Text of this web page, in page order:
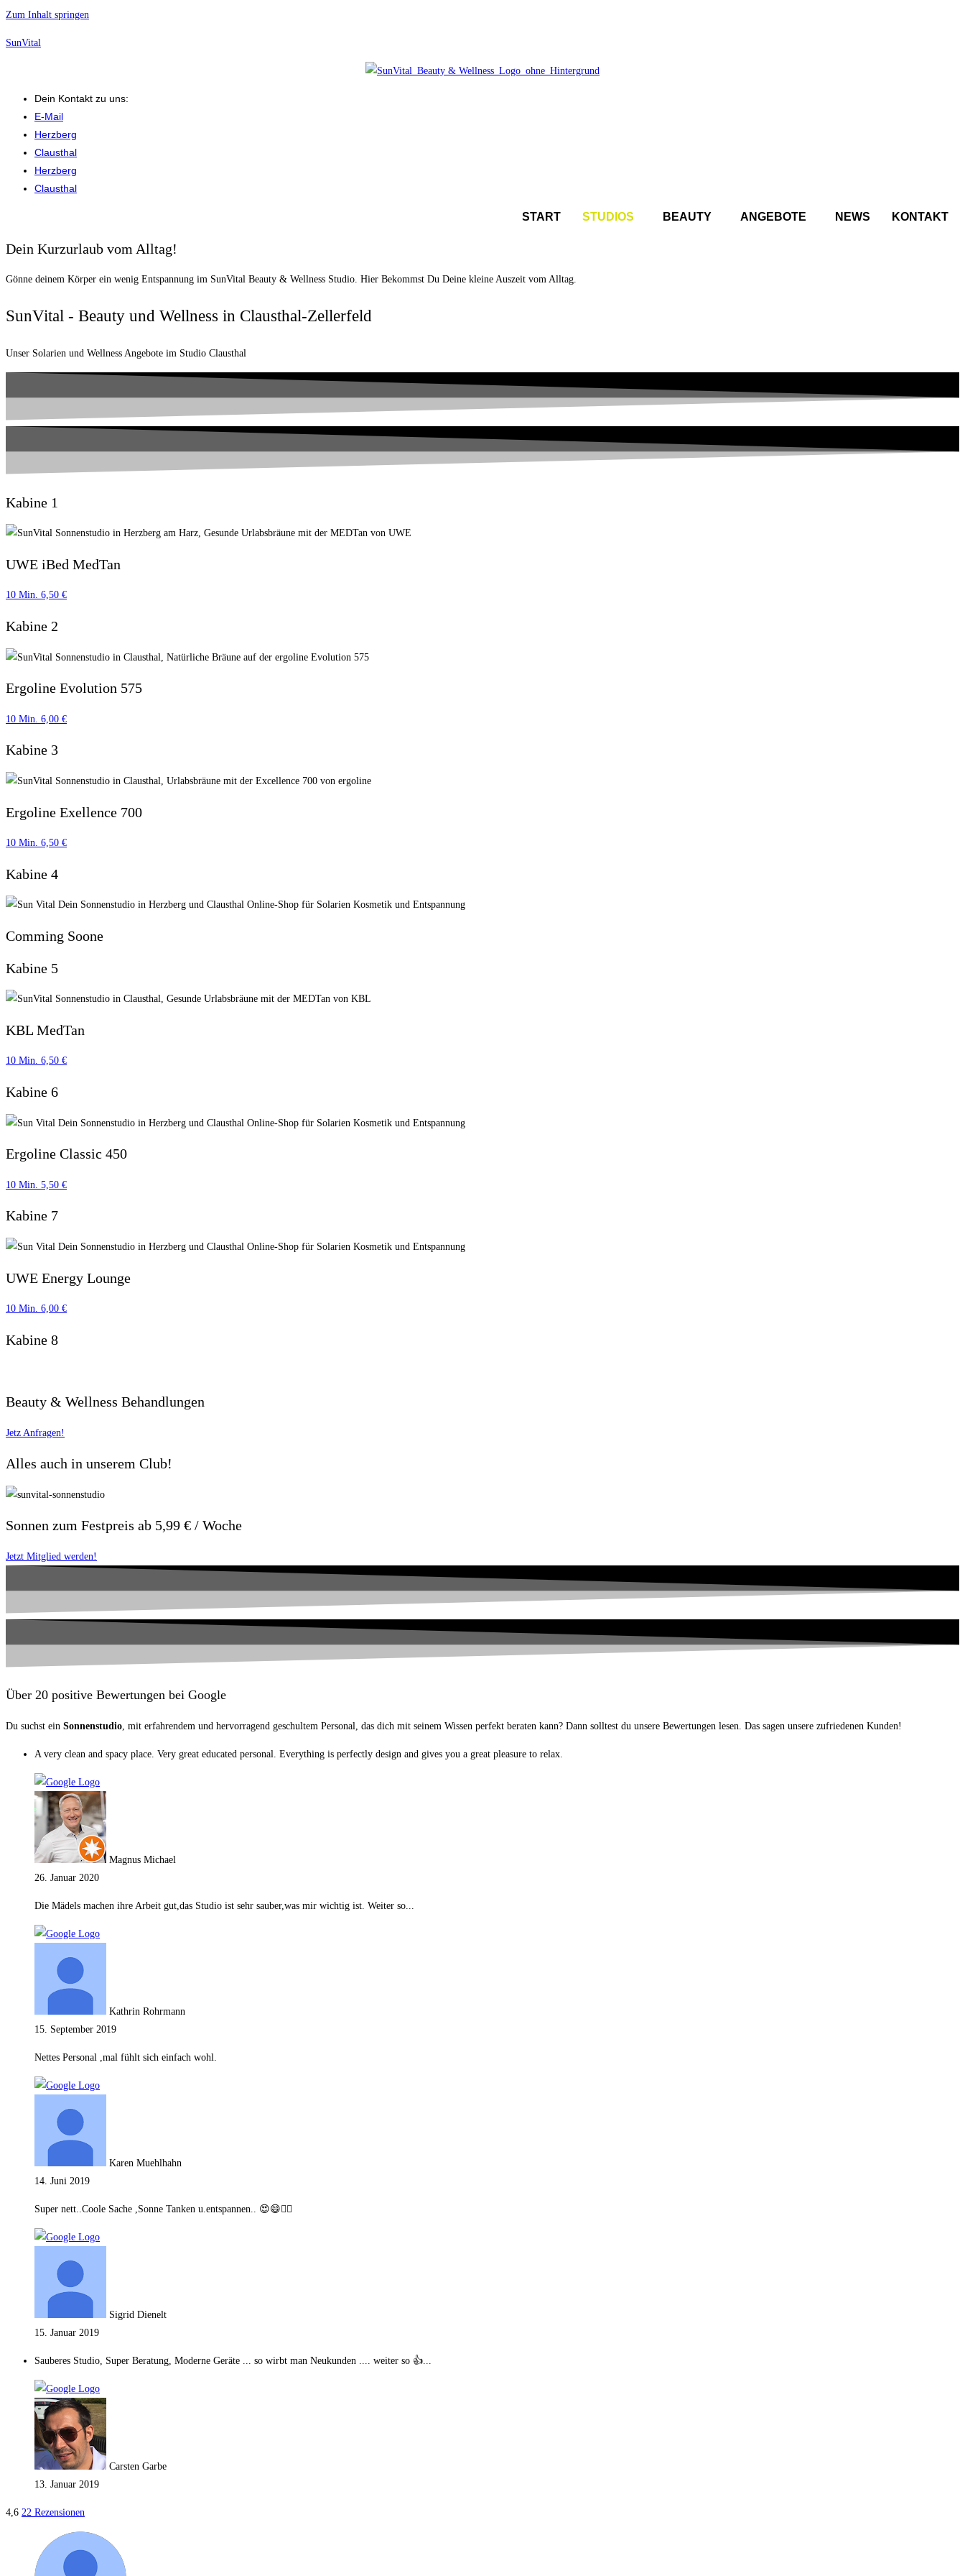
Zum Inhalt springen
SunVital
Dein Kontakt zu uns:
E-Mail
Herzberg
Clausthal
Herzberg
Clausthal
START STUDIOS BEAUTY ANGEBOTE NEWS KONTAKT
Dein Kurzurlaub vom Alltag!
Gönne deinem Körper ein wenig Entspannung im SunVital Beauty & Wellness Studio. Hier Bekommst Du Deine kleine Auszeit vom Alltag.
SunVital - Beauty und Wellness in Clausthal-Zellerfeld
Unser Solarien und Wellness Angebote im Studio Clausthal
Kabine 1
UWE iBed MedTan
10 Min. 6,50 €
Kabine 2
Ergoline Evolution 575
10 Min. 6,00 €
Kabine 3
Ergoline Exellence 700
10 Min. 6,50 €
Kabine 4
Comming Soone
Kabine 5
KBL MedTan
10 Min. 6,50 €
Kabine 6
Ergoline Classic 450
10 Min. 5,50 €
Kabine 7
UWE Energy Lounge
10 Min. 6,00 €
Kabine 8
Beauty & Wellness Behandlungen
Jetz Anfragen!
Alles auch in unserem Club!
Sonnen zum Festpreis ab 5,99 € / Woche
Jetzt Mitglied werden!
Über 20 positive Bewertungen bei Google
Du suchst ein Sonnenstudio , mit erfahrendem und hervorragend geschultem Personal, das dich mit seinem Wissen perfekt beraten kann? Dann solltest du unsere Bewertungen lesen. Das sagen unsere zufriedenen Kunden!
A very clean and spacy place. Very great educated personal. Everything is perfectly design and gives you a great pleasure to relax.
Magnus Michael
26. Januar 2020
Die Mädels machen ihre Arbeit gut,das Studio ist sehr sauber,was mir wichtig ist. Weiter so...
Kathrin Rohrmann
15. September 2019
Nettes Personal ,mal fühlt sich einfach wohl.
Karen Muehlhahn
14. Juni 2019
Super nett..Coole Sache ,Sonne Tanken u.entspannen.. 😍😄👍🏽
Sigrid Dienelt
15. Januar 2019
Sauberes Studio, Super Beratung, Moderne Geräte ... so wirbt man Neukunden .... weiter so 👍...
Carsten Garbe
13. Januar 2019
4,6 22 Rezensionen